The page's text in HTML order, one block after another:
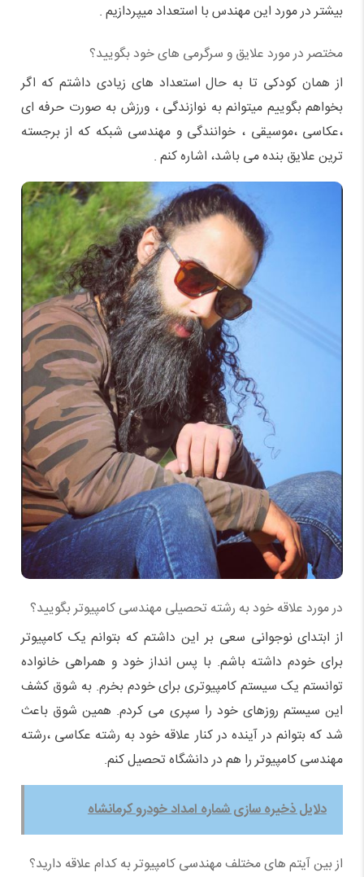
بیشتر در مورد این مهندس با استعداد میپردازیم .
مختصر در مورد علایق و سرگرمی های خود بگویید؟
از همان کودکی تا به حال استعداد های زیادی داشتم که اگر
بخواهم بگوییم میتوانم به نوازندگی ، ورزش به صورت حرفه ای
،عکاسی ،موسیقی ، خوانندگی و مهندسی شبکه که از برجسته
ترین علایق بنده می باشد، اشاره کنم .
در مورد علاقه خود به رشته تحصیلی مهندسی کامپیوتر بگویید؟
از ابتدای نوجوانی سعی بر این داشتم که بتوانم یک کامپیوتر
برای خودم داشته باشم. با پس انداز خود و همراهی خانواده
توانستم یک سیستم کامپیوتری برای خودم بخرم. به شوق کشف
این سیستم روزهای خود را سپری می کردم. همین شوق باعث
شد که بتوانم در آینده در کنار علاقه خود به رشته عکاسی ،رشته
مهندسی کامپیوتر را هم در دانشگاه تحصیل کنم.
دلایل ذخیره سازی شماره امداد خودرو کرمانشاه
از بین آیتم های مختلف مهندسی کامپیوتر به کدام علاقه دارید؟